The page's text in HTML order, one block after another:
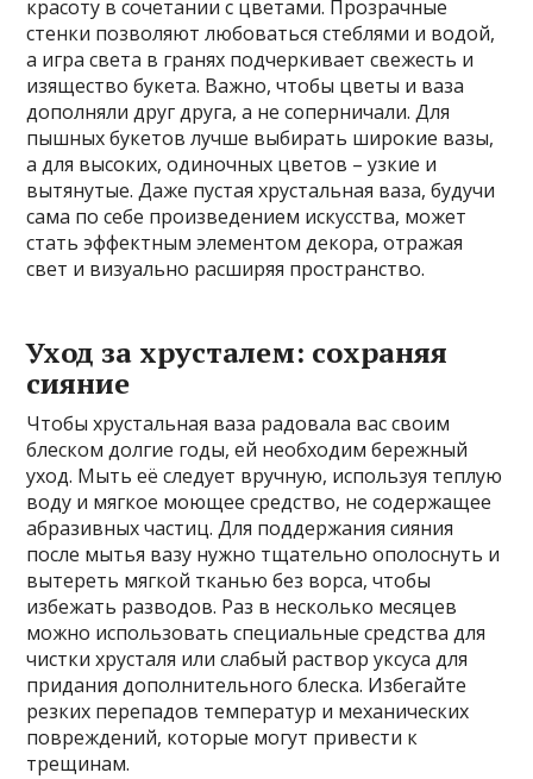
красоту в сочетании с цветами. Прозрачные
стенки позволяют любоваться стеблями и водой,
а игра света в гранях подчеркивает свежесть и
изящество букета. Важно, чтобы цветы и ваза
дополняли друг друга, а не соперничали. Для
пышных букетов лучше выбирать широкие вазы,
а для высоких, одиночных цветов – узкие и
вытянутые. Даже пустая хрустальная ваза, будучи
сама по себе произведением искусства, может
стать эффектным элементом декора, отражая
свет и визуально расширяя пространство.
Уход за хрусталем: сохраняя
сияние
Чтобы хрустальная ваза радовала вас своим
блеском долгие годы, ей необходим бережный
уход. Мыть её следует вручную, используя теплую
воду и мягкое моющее средство, не содержащее
абразивных частиц. Для поддержания сияния
после мытья вазу нужно тщательно ополоснуть и
вытереть мягкой тканью без ворса, чтобы
избежать разводов. Раз в несколько месяцев
можно использовать специальные средства для
чистки хрусталя или слабый раствор уксуса для
придания дополнительного блеска. Избегайте
резких перепадов температур и механических
повреждений, которые могут привести к
трещинам.